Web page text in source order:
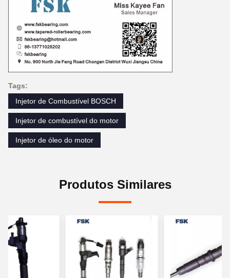
Tags:
Injetor de Combustível BOSCH
Injetor de combustível do motor
Injetor de óleo do motor
Produtos Similares